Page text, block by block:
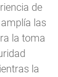
de
las
la toma
la